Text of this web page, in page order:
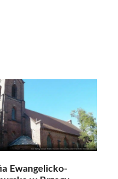
Ewangelicko-